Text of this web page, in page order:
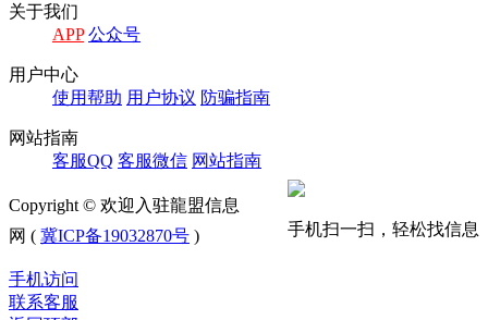
关于我们
APP 公众号
⽤户中⼼
使⽤帮助 ⽤户协议 防骗指南
⽹站指南
客服QQ 客服微信 ⽹站指南
手机扫一扫，轻松找信息
Copyright © 欢迎入驻龍盟信息
网 ( 冀ICP备19032870号 )
手机访问
联系客服